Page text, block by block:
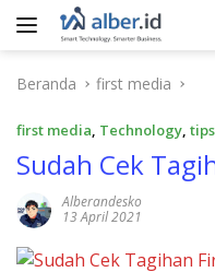
Langsung
Beranda
first media
first media, Technology,
Sudah Cek
Alberandesko
13 April 2021